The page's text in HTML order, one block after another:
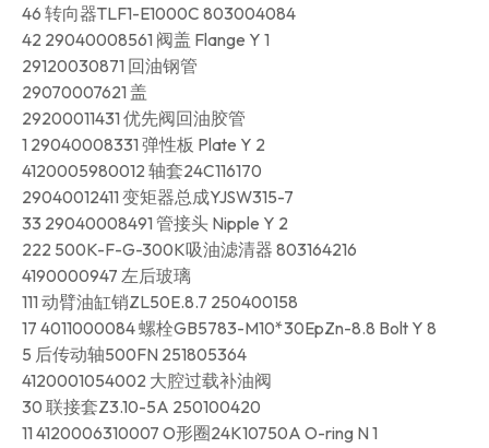
46 转向器TLF1-E1000C 803004084
42 29040008561 阀盖 Flange Y 1
29120030871 回油钢管
29070007621 盖
29200011431 优先阀回油胶管
1 29040008331 弹性板 Plate Y 2
4120005980012 轴套24C116170
29040012411 变矩器总成YJSW315-7
33 29040008491 管接头 Nipple Y 2
222 500K-F-G-300K吸油滤清器 803164216
4190000947 左后玻璃
111 动臂油缸销ZL50E.8.7 250400158
17 4011000084 螺栓GB5783-M10*30EpZn-8.8 Bolt Y 8
5 后传动轴500FN 251805364
4120001054002 大腔过载补油阀
30 联接套Z3.10-5A 250100420
11 4120006310007 O形圈24K10750A O-ring N 1